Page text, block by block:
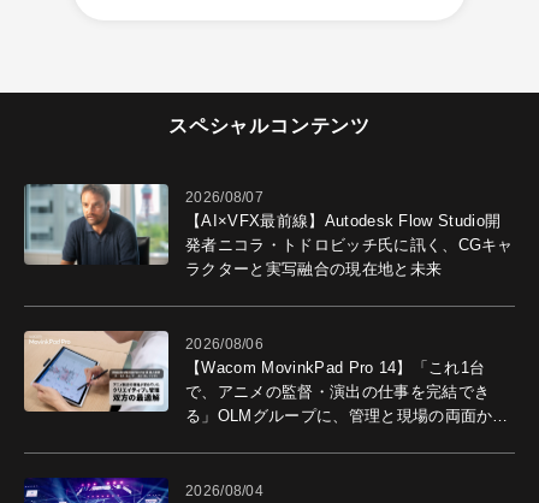
スペシャルコンテンツ
2026/08/07
【AI×VFX最前線】Autodesk Flow Studio開
発者ニコラ・トドロビッチ氏に訊く、CGキャ
ラクターと実写融合の現在地と未来
2026/08/06
【Wacom MovinkPad Pro 14】「これ1台
で、アニメの監督・演出の仕事を完結でき
る」OLMグループに、管理と現場の両面から
2026/08/04